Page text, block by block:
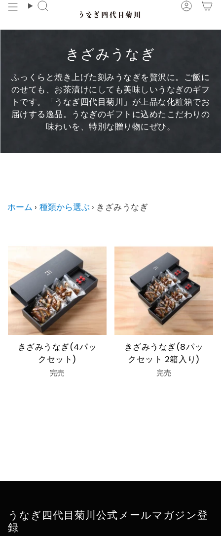
テ
検
ア
きざみうなぎ
ふっくらと焼き上げた刻みうなぎを贅沢に。ご飯に
のせても、お茶漬けにしても美味しいうなぎのギフ
トです。「うなぎ四代目菊川」が上品な化粧箱でお
届けする逸品。うなぎのギフトに込めたこだわりの
味わいを、特別な贈り物にぜひ。
ホーム › 種類から選ぶ › きざみうなぎ
きざみうなぎ(4パッ
クセット)
完売
きざみうなぎ(8パッ
クセット 2箱入り)
完売
うなぎ四代目菊川公式メールマガジン登
録